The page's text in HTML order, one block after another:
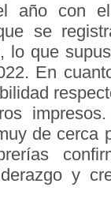
año con
se
lo que
En
de cerca
y